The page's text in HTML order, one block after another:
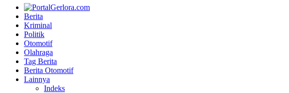
Berita
Kriminal
Politik
Otomotif
Olahraga
Tag Berita
Berita Otomotif
Lainnya
Indeks